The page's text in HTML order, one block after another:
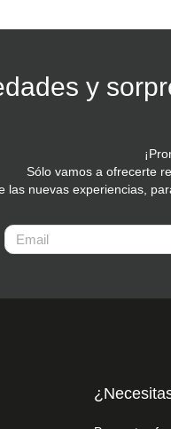
y
Sólo vamos a ofrecerte
las nuevas experiencias,